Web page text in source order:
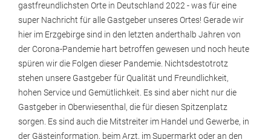
gastfreundlichsten Orte in Deutschland 2022 - was für eine
super Nachricht für alle Gastgeber unseres Ortes! Gerade wir
hier im Erzgebirge sind in den letzten anderthalb Jahren von
der Corona-Pandemie hart betroffen gewesen und noch heute
spüren wir die Folgen dieser Pandemie. Nichtsdestotrotz
stehen unsere Gastgeber für Qualität und Freundlichkeit,
hohen Service und Gemütlichkeit. Es sind aber nicht nur die
Gastgeber in Oberwiesenthal, die für diesen Spitzenplatz
sorgen. Es sind auch die Mitstreiter im Handel und Gewerbe, in
der Gästeinformation, beim Arzt, im Supermarkt oder an den